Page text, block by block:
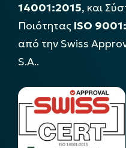
14001:2015, και
Ποιότητας ISO
από την Swiss
S.A..